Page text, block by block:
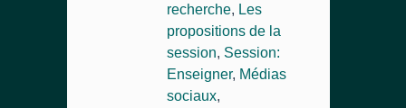
recherche, Les
propositions de la
session, Session:
Enseigner, Médias
sociaux,